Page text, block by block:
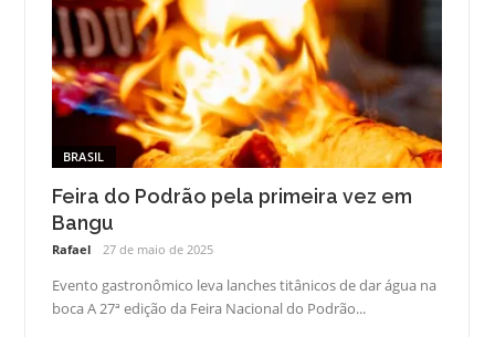
BRASIL
Feira do Podrão pela primeira vez em
Bangu
Rafael 27 de maio de 2025
Evento gastronômico leva lanches titânicos de dar água na
boca A 27ª edição da Feira Nacional do Podrão...